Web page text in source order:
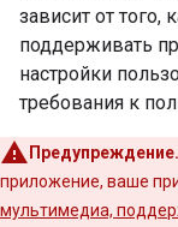
зависит от того,
поддерживать
настройки
требования к
Предупреждение.
приложение, ваше
мультимедиа,